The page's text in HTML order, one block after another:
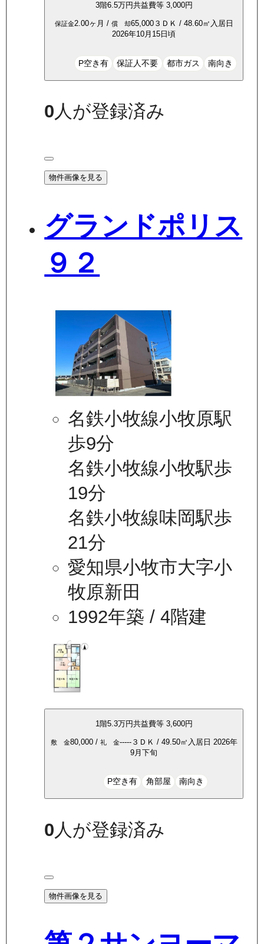
3階6.5万円共益費等 3,000円
保証金2.00ヶ月 / 償 却65,000３ＤＫ / 48.60㎡ 入居日
2026年10月15日頃
P空き有 保証人不要 都市ガス 南向き
0 人が登録済み
物件画像を見る
グランドポリス
９２
名鉄小牧線小牧原駅
歩9分
名鉄小牧線小牧駅歩
19分
名鉄小牧線味岡駅歩
21分
愛知県小牧市大字小
牧原新田
1992年築 / 4階建
1階5.3万円共益費等 3,600円
敷 金80,000/ 礼 金-----３ＤＫ / 49.50㎡ 入居日 2026年
9月下旬
P空き有 角部屋 南向き
0 人が登録済み
物件画像を見る